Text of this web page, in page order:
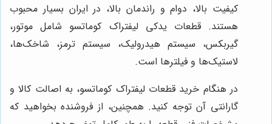
کیفیت بالا، دوام و راندمان بالا، در ایران بسیار محبوب
هستند. قطعات یدکی لیفتراک کوماتسو شامل موتور،
گیربکس، سیستم هیدرولیک، سیستم ترمز، شاخک‌ها،
لاستیک‌ها و فیلترها است.
در هنگام خرید قطعات لیفتراک کوماتسو، به اصالت کالا و
گارانتی آن توجه کنید. همچنین، از فروشنده بخواهید که